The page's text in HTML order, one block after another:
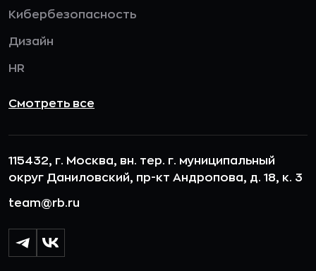
Кибербезопасность
Дизайн
HR
Смотреть все
115432, г. Москва, вн. тер. г. муниципальный
округ Даниловский, пр-кт Андропова, д. 18, к. 3
team@rb.ru